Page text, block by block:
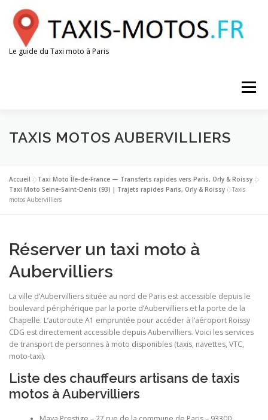
contenu
Le guide du Taxi moto à Paris
Menu
AÉROPORTS GARES ESPACE CHAUFFEUR
TAXIS MOTOS AUBERVILLIERS
Accueil »Taxi Moto Île-de-France — Transferts rapides vers Paris, Orly & Roissy »
Taxi Moto Seine-Saint-Denis (93) | Trajets rapides Paris, Orly & Roissy »Taxis
motos Aubervilliers
Réserver un taxi moto à
Aubervilliers
La ville d’Aubervilliers située au nord de Paris est accessible depuis le
boulevard périphérique par la porte d’Aubervilliers et la porte de la
Chapelle. L’autoroute A1 empruntée pour accéder à l’aéroport Roissy
CDG est directement accessible depuis Aubervilliers. Voici les services
de transport de personnes à moto disponibles (taxis, navettes, VTC,
moto-taxi).
Liste des chauffeurs artisans de taxis
motos à Aubervilliers